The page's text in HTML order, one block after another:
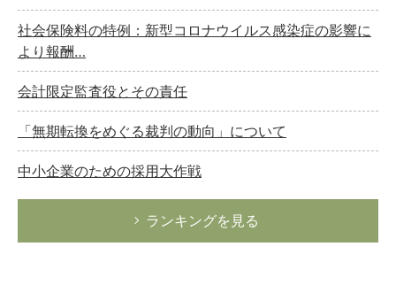
社会保険料の特例：新型コロナウイルス感染症の影響に
より報酬…
会計限定監査役とその責任
「無期転換をめぐる裁判の動向」について
中小企業のための採用大作戦
ランキングを見る